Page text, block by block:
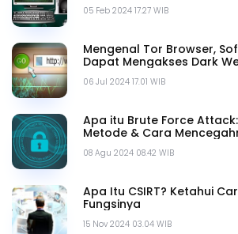
05 Feb 2024 17.27 WIB
06 Jul 2024 17.01 WIB
Mengenal Tor Browser,
Dapat Mengakses Dark
08 Agu 2024 08.42 WIB
Apa itu Brute Force
Metode & Cara
15 Nov 2024 03.04 WIB
Apa Itu CSIRT? Ketahui
Fungsinya